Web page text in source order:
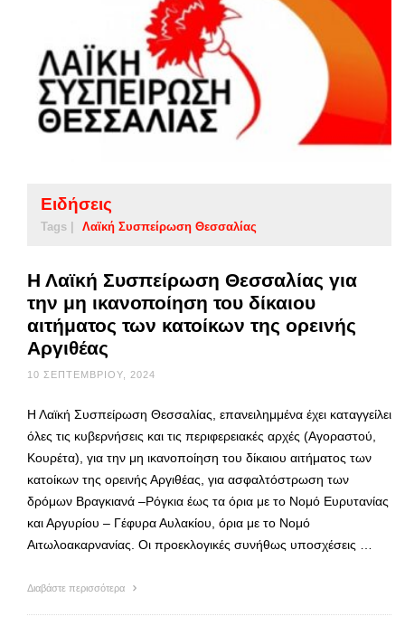
Ειδήσεις
Tags | Λαϊκή Συσπείρωση Θεσσαλίας
Η Λαϊκή Συσπείρωση Θεσσαλίας για
την μη ικανοποίηση του δίκαιου
αιτήματος των κατοίκων της ορεινής
Αργιθέας
10 ΣΕΠΤΕΜΒΡΊΟΥ, 2024
Η Λαϊκή Συσπείρωση Θεσσαλίας, επανειλημμένα έχει καταγγείλει
όλες τις κυβερνήσεις και τις περιφερειακές αρχές (Αγοραστού,
Κουρέτα), για την μη ικανοποίηση του δίκαιου αιτήματος των
κατοίκων της ορεινής Αργιθέας, για ασφαλτόστρωση των
δρόμων Βραγκιανά –Ρόγκια έως τα όρια με το Νομό Ευρυτανίας
και Αργυρίου – Γέφυρα Αυλακίου, όρια με το Νομό
Αιτωλοακαρνανίας. Οι προεκλογικές συνήθως υποσχέσεις …
Διαβάστε περισσότερα